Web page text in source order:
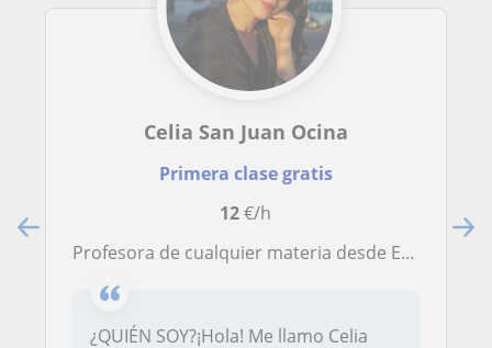
Celia San Juan Ocina
Primera clase gratis
12€/h
Profesora de cualquier materia desde Educación Primaria hasta Bachillerato, incluido FP
¿QUIÉN SOY?¡Hola! Me llamo Celia